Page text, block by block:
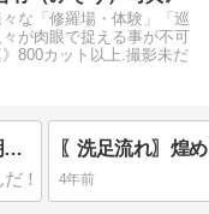
な「修羅場・体験」「巡
が肉眼で捉える事が不可
800カット以上.撮影未だ
〖日蓮大聖人〗由来の清流に【不動明王様】出現❢❢ 〖洗足流れ〗煌
4年前